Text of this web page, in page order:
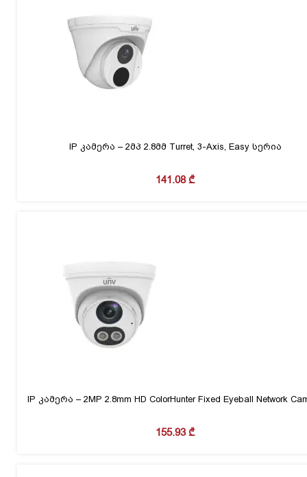
IP კამერა – 2მპ 2.8მმ Turret, 3-Axis, Easy სერია
141.08₾
IP კამერა – 2MP 2.8mm HD ColorHunter Fixed Eyeball Network
155.93₾